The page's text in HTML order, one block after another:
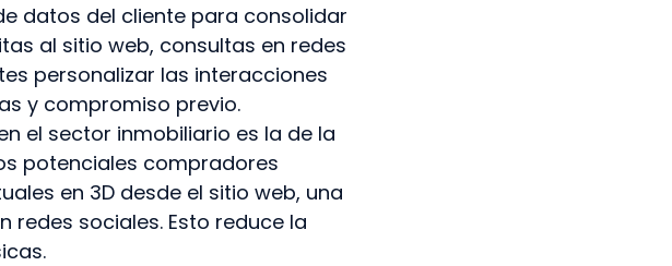
datos del cliente para consolidar
al sitio web, consultas en redes
personalizar las interacciones
y compromiso previo.
el sector inmobiliario es la de la
potenciales compradores
en 3D desde el sitio web, una
redes sociales. Esto reduce la